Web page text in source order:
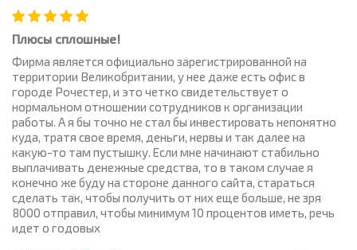
Плюсы сплошные!
Фирма является официально зарегистрированной на
территории Великобритании, у нее даже есть офис в
городе Рочестер, и это четко свидетельствует о
нормальном отношении сотрудников к организации
работы. А я бы точно не стал бы инвестировать непонятно
куда, тратя свое время, деньги, нервы и так далее на
какую-то там пустышку. Если мне начинают стабильно
выплачивать денежные средства, то в таком случае я
конечно же буду на стороне данного сайта, стараться
сделать так, чтобы получить от них еще больше, не зря
8000 отправил, чтобы минимум 10 процентов иметь, речь
идет о годовых